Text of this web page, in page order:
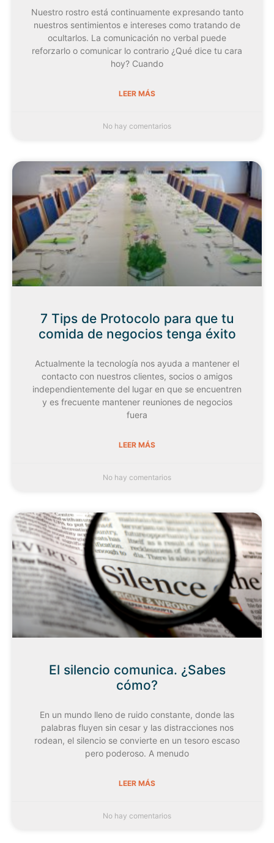
Nuestro rostro está continuamente expresando tanto
nuestros sentimientos e intereses como tratando de
ocultarlos. La comunicación no verbal puede
reforzarlo o comunicar lo contrario ¿Qué dice tu cara
hoy? Cuando
LEER MÁS
No hay comentarios
7 Tips de Protocolo para que tu
comida de negocios tenga éxito
Actualmente la tecnología nos ayuda a mantener el
contacto con nuestros clientes, socios o amigos
independientemente del lugar en que se encuentren
y es frecuente mantener reuniones de negocios
fuera
LEER MÁS
No hay comentarios
El silencio comunica. ¿Sabes
cómo?
En un mundo lleno de ruido constante, donde las
palabras fluyen sin cesar y las distracciones nos
rodean, el silencio se convierte en un tesoro escaso
pero poderoso. A menudo
LEER MÁS
No hay comentarios